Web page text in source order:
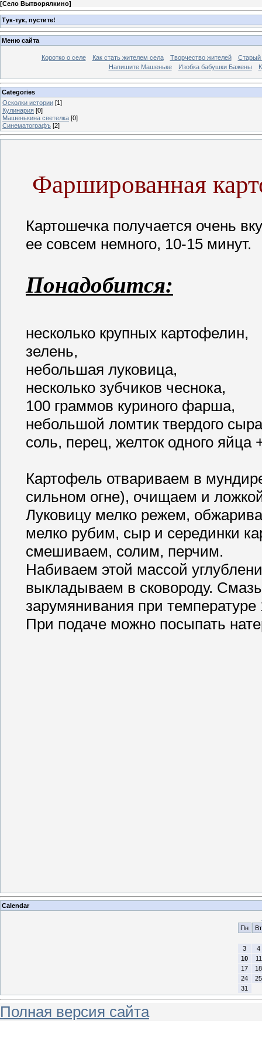
[Село Вытворялкино]
Тук-тук, пустите!
Меню сайта
Коротко о селе Как стать жителем села Творчество жителей
Старый
Напишите Машеньке
Изобка бабушки Бажены
Categories
Осколки истории [1]
Кулинария [0]
Машенькина светелка [0]
Синематографъ [2]
Фаршированная
Картошечка получается очень
ее совсем немного, 10-15 минут.
Понадобится:
несколько крупных картофелин,
зелень,
небольшая луковица,
несколько зубчиков чеснока,
100 граммов куриного фарша,
небольшой ломтик твердого
соль, перец, желток одного
Картофель отвариваем в
сильном огне), очищаем и
Луковицу мелко режем,
мелко рубим, сыр и серединки
смешиваем, солим, перчим.
Набиваем этой массой
выкладываем в сковороду.
зарумянивания при
При подаче можно посыпать
Calendar
Пн
Вт
3
4
10
11
17
18
24
25
31
Полная версия сайта